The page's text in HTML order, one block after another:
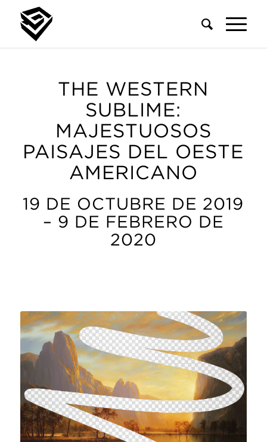
THE WESTERN
SUBLIME:
MAJESTUOSOS
PAISAJES DEL OESTE
AMERICANO
19 DE OCTUBRE DE 2019
– 9 DE FEBRERO DE
2020